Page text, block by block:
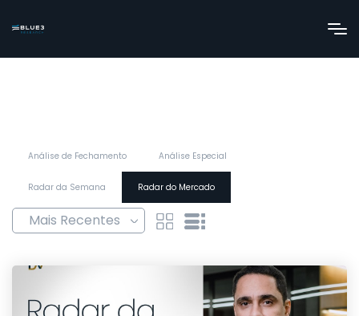
Análise de Fechamento Análise Especial
Radar da Semana Radar do Mercado